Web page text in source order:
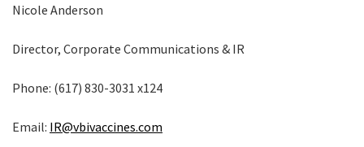
Nicole Anderson
Director, Corporate Communications & IR
Phone: (617) 830-3031 x124
Email: IR@vbivaccines.com